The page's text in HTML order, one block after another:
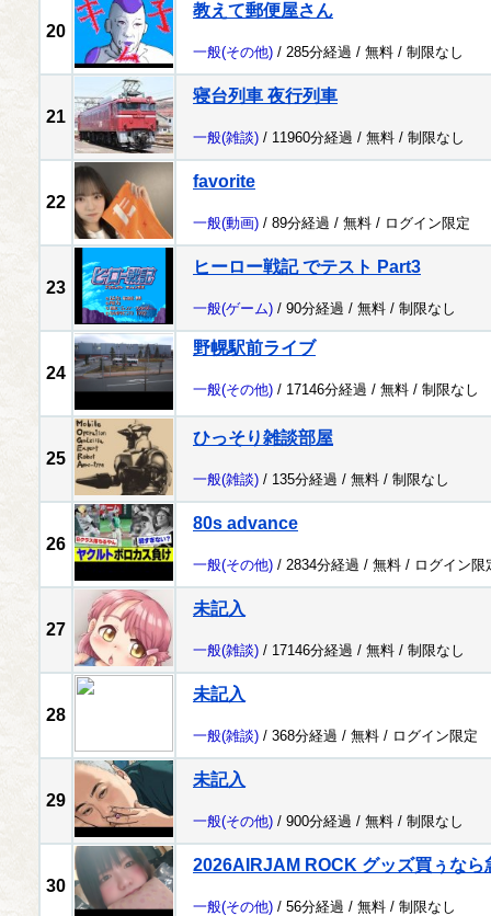
20
教えて郵便屋さん
一般(その他) / 285分経過 / 無料 / 制限なし
21
寝台列車 夜行列車
一般(雑談) / 11960分経過 / 無料 / 制限なし
22
favorite
一般(動画) / 89分経過 / 無料 / ログイン限定
23
ヒーロー戦記 でテスト Part3
一般(ゲーム) / 90分経過 / 無料 / 制限なし
24
野幌駅前ライブ
一般(その他) / 17146分経過 / 無料 / 制限なし
25
ひっそり雑談部屋
一般(雑談) / 135分経過 / 無料 / 制限なし
26
80s advance
一般(その他) / 2834分経過 / 無料 / ログイン限
27
未記入
一般(雑談) / 17146分経過 / 無料 / 制限なし
28
未記入
一般(雑談) / 368分経過 / 無料 / ログイン限定
29
未記入
一般(その他) / 900分経過 / 無料 / 制限なし
30
2026AIRJAM ROCK グッズ買ぅなら
一般(その他) / 56分経過 / 無料 / 制限なし